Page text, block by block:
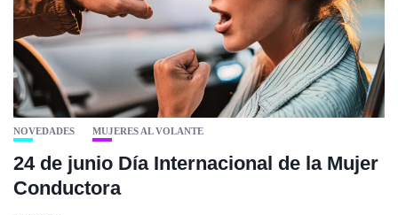
NOVEDADES MUJERES AL VOLANTE
24 de junio Día Internacional de la Mujer
Conductora